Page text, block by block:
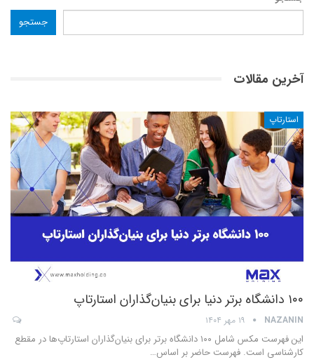
جستجو
آخرین مقالات
استارتاپ
۱۰۰ دانشگاه برتر دنیا برای بنیان‌گذاران استارتاپ
NAZANIN ۱۹ مهر ۱۴۰۴
این فهرست مکس شامل ۱۰۰ دانشگاه برتر برای بنیان‌گذاران استارتاپ‌ها در مقطع
کارشناسی است. فهرست حاضر بر اساس…